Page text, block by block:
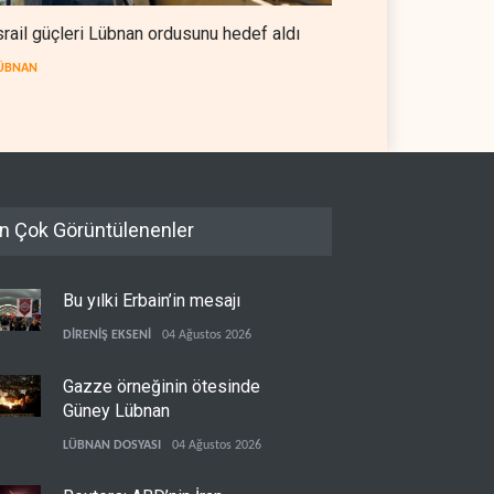
güçleri Lübnan ordusunu hedef aldı
Çok Görüntülenenler
Bu yılki Erbain’in mesajı
DİRENİŞ EKSENİ 04 Ağustos 2026
Gazze örneğinin ötesinde
Güney Lübnan
LÜBNAN DOSYASI 04 Ağustos 2026